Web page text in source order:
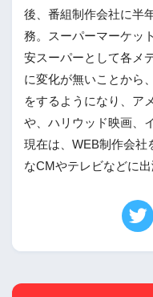
後、番組制作会社に半
務。スーパーマーケッ
安スーパーとして各メ
に変化が無いことから
をするようになり、ア
や、ハリウッド映画、
現在は、WEB制作会社
なCMやテレビなどに出